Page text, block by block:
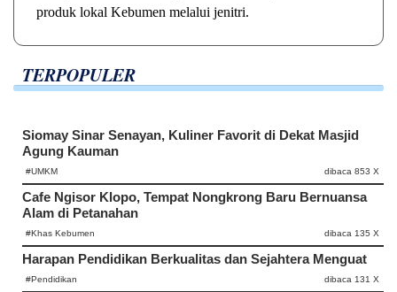
produk lokal Kebumen melalui jenitri.
TERPOPULER
Siomay Sinar Senayan, Kuliner Favorit di Dekat Masjid
Agung Kauman
#UMKM dibaca 853 X
Cafe Ngisor Klopo, Tempat Nongkrong Baru Bernuansa
Alam di Petanahan
#Khas Kebumen dibaca 135 X
Harapan Pendidikan Berkualitas dan Sejahtera Menguat
#Pendidikan dibaca 131 X